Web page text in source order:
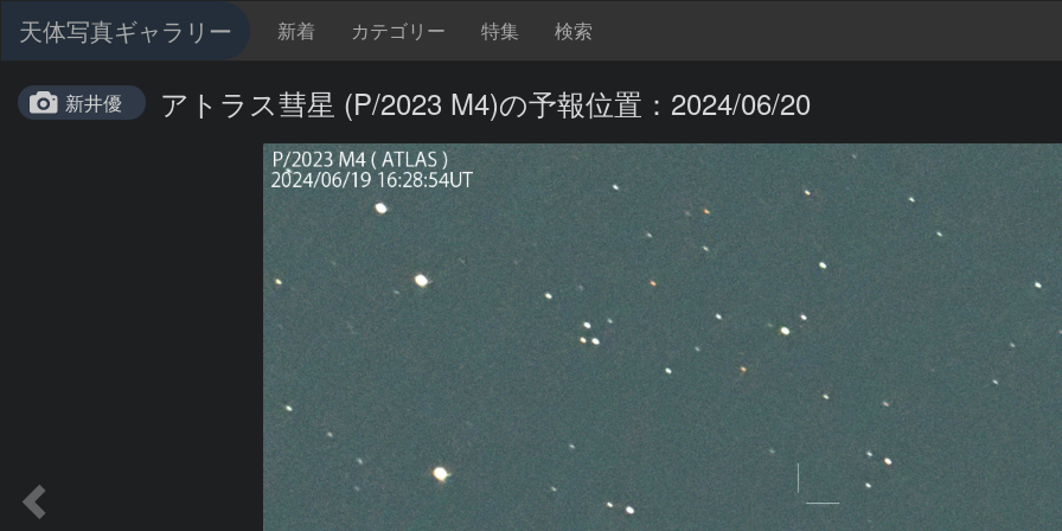
天体写真ギャラリー 新着 カテゴリー 特集 検索
新井優 アトラス彗星 (P/2023 M4)の予報位置：2024/06/20